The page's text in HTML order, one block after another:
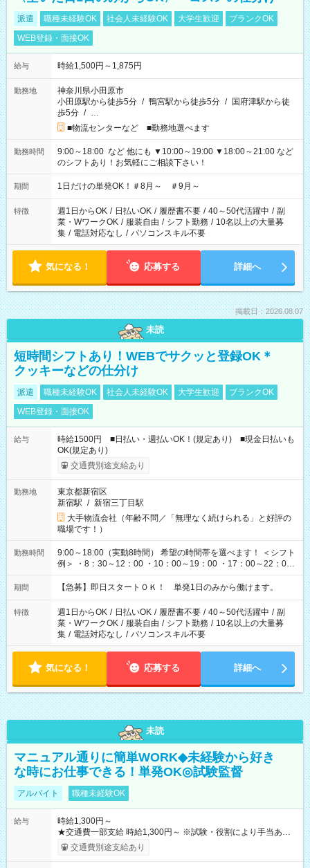
派遣 職種未経験OK 社会人未経験OK 大学生歓迎
ブランクOK
WEB登録・面接OK
給与 時給1,500円～1,875円
勤務地
神奈川県小田原市
小田原駅から徒歩5分 / 鴨宮駅から徒歩5分 / 国府津駅から徒
歩5分 / …
■物流センターなど ■勤務地選べます
勤務時間
9:00～18:00 など 他にも ▼10:00～19:00 ▼18:00～21:00 など
のシフトあり！お気軽にご相談下さい！
期間 1日だけの単発OK！＃8月～ ＃9月～
特徴 週1日からOK / 日払いOK / 履歴書不要 / 40～50代活躍中 / 副
業・WワークOK / 服装自由 / シフト勤務 / 10名以上の大量募
集 / 電話対応なし / パソコンスキル不要
気になる！ 応募する 詳細へ
掲載日：2026.08.07
未読
短時間シフトあり！WEBでサクッと登録OK＊
クッキーなどの仕分け
派遣 職種未経験OK 社会人未経験OK 大学生歓迎
ブランクOK
WEB登録・面接OK
給与
時給1500円 ■日払い・週払いOK！(規定あり) ■現金日払いも
OK(規定あり)
交通費別途支給あり
勤務地
東京都新宿区
新宿駅 / 新宿三丁目駅
大手物流会社（年齢不問／「無理なく続けられる」と好評の
職場です！）
勤務時間
9:00～18:00（実動8時間） 希望の時間帯を選べます！ ＜シフト
例＞ ・8：30～12：00 ・10：00～19：00 ・17：00～22：00
・13：00～22：00 ・22：00～翌6：00 など
期間 【急募】即日スタートＯＫ！ 単発1日のみから働けます。
特徴 週1日からOK / 日払いOK / 履歴書不要 / 40～50代活躍中 / 副
業・WワークOK / 服装自由 / シフト勤務 / 10名以上の大量募
集 / 電話対応なし / パソコンスキル不要
気になる！ 応募する 詳細へ
未読
マニュアル通りに簡単WORK◆未経験から好き
な時にお仕事できる！単発OK◎試験監督
アルバイト 職種未経験OK
給与
時給1,300円～
★交通費一部支給 時給1,300円～ ※試験・役割により手当あり
※勤務回数により昇給あり 【即給（前払い）オプションあ
り！】 希望される場合、勤務から1週間ほどで給与の一部を受け
交通費別途支給あり